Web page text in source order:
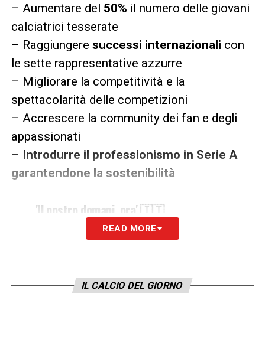
– Aumentare del 50% il numero delle giovani
calciatrici tesserate
– Raggiungere successi internazionali con
le sette rappresentative azzurre
– Migliorare la competitività e la
spettacolarità delle competizioni
– Accrescere la community dei fan e degli
appassionati
– Introdurre il professionismo in Serie A
garantendone la sostenibilità
'Il nostro domani, ora' 🇮🇹
🔹 I cinque obiettivi della@FIGC
calcio femminile
🔹 Consolidare il successo
READ MORE
IL CALCIO DEL GIORNO